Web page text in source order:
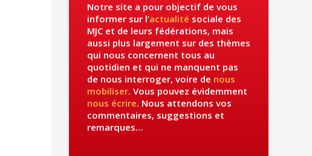
Notre site a pour objectif de vous
informer sur l’actualité sociale des
MJC et de leurs fédérations, mais
aussi plus largement sur des thèmes
qui nous concernent tous au
quotidien et qui ne manquent pas
de nous interroger, voire de nous
mobiliser. Vous pouvez évidemment
nous écrire. Nous attendons vos
commentaires, suggestions et
remarques…